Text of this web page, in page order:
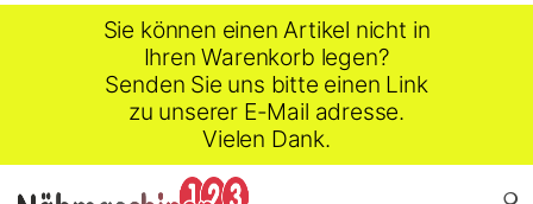
Sie können einen Artikel nicht in
Ihren Warenkorb legen?
Senden Sie uns bitte einen Link
zu unserer E-Mail adresse.
Vielen Dank.